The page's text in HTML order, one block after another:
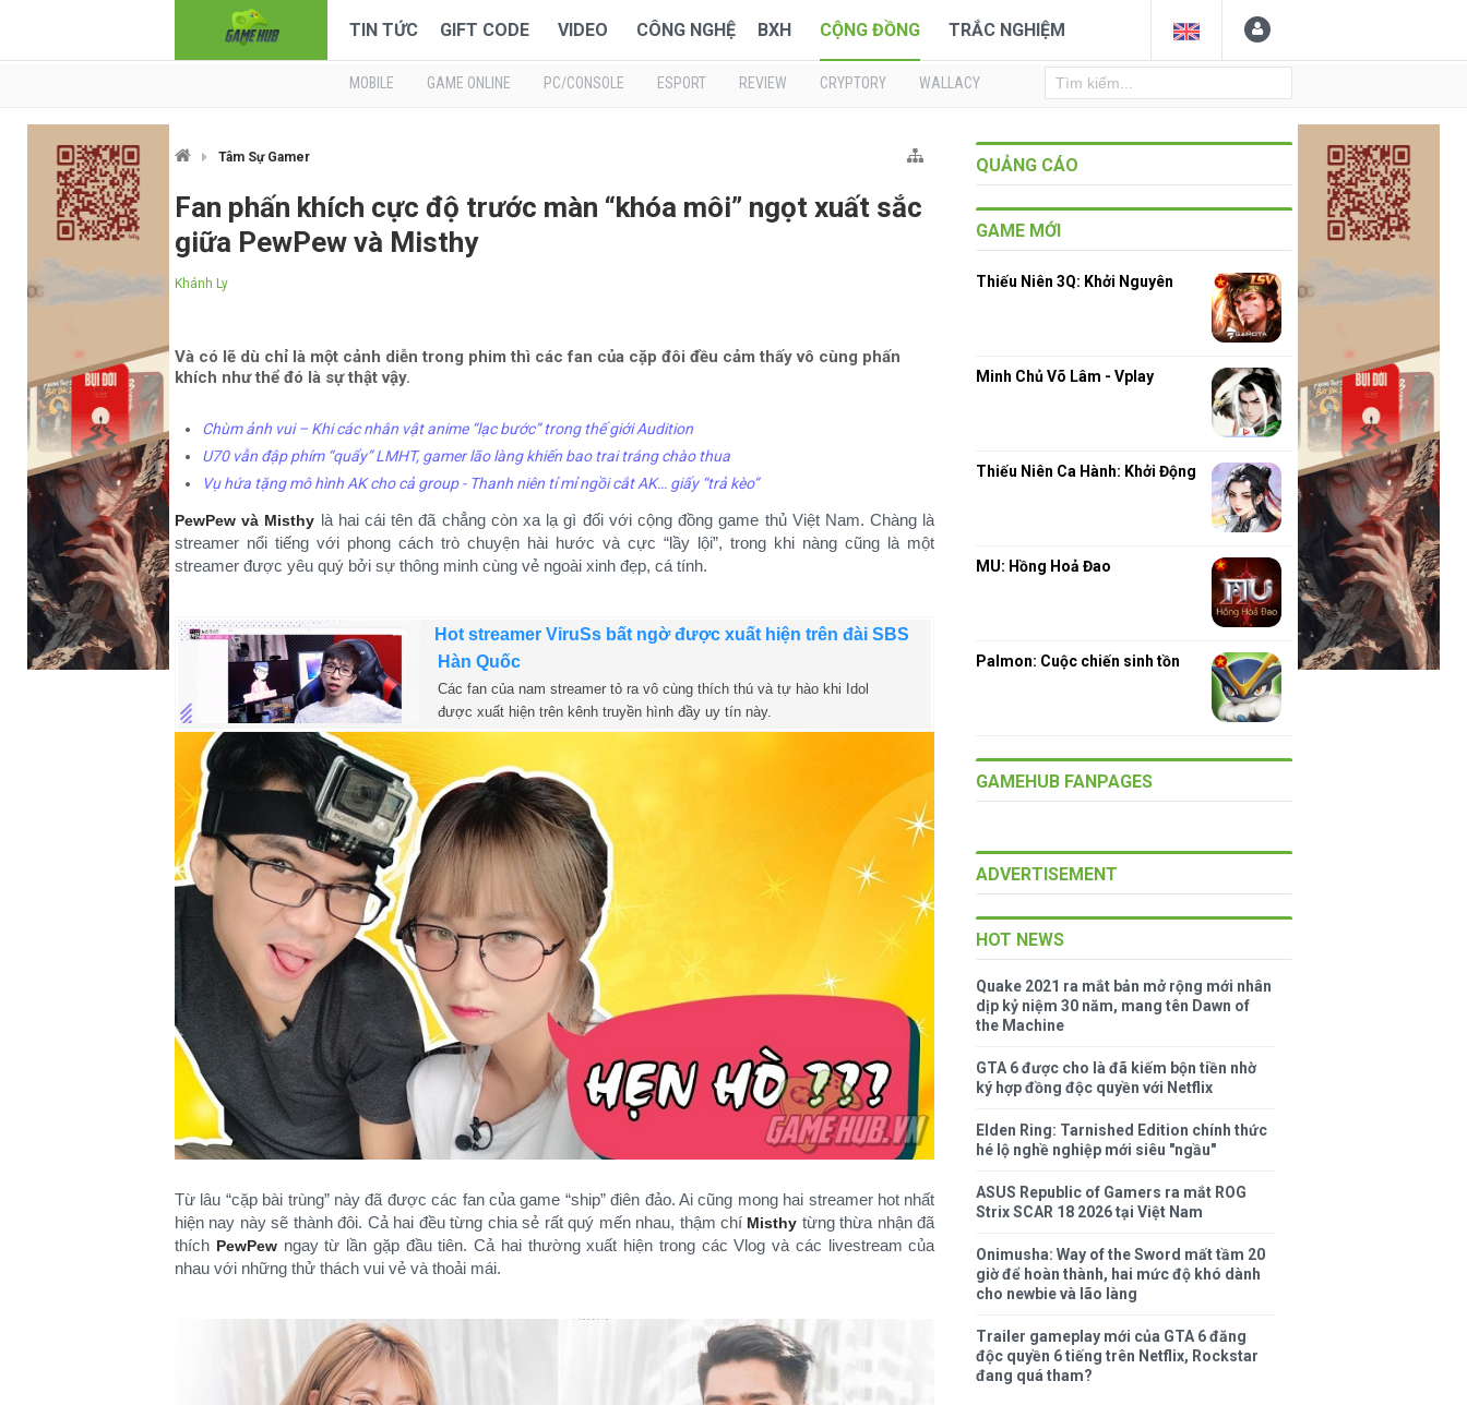
TIN TỨC GIFT CODE VIDEO CÔNG NGHỆ BXH CỘNG ĐỒNG TRẮC NGHIỆM
MOBILE GAME ONLINE PC/CONSOLE ESPORT REVIEW CRYPTORY WALLACY
Tâm Sự Gamer
Fan phấn khích cực độ trước màn “khóa môi” ngọt xuất sắc
giữa PewPew và Misthy
Khánh Ly
Và có lẽ dù chỉ là một cảnh diễn trong phim thì các fan của cặp đôi đều cảm thấy vô cùng phấn
khích như thể đó là sự thật vậy.
Chùm ảnh vui – Khi các nhân vật anime “lạc bước” trong thế giới Audition
U70 vẫn đập phím “quẩy” LMHT, gamer lão làng khiến bao trai tráng chào thua
Vụ hứa tặng mô hình AK cho cả group - Thanh niên tỉ mỉ ngồi cắt AK… giấy “trả kèo”
PewPew và Misthy là hai cái tên đã chẳng còn xa lạ gì đối với cộng đồng game thủ Việt Nam. Chàng là
streamer nổi tiếng với phong cách trò chuyện hài hước và cực “lầy lội”, trong khi nàng cũng là một
streamer được yêu quý bởi sự thông minh cùng vẻ ngoài xinh đẹp, cá tính.
Hot streamer ViruSs bất ngờ được xuất hiện trên đài SBS
Hàn Quốc
Các fan của nam streamer tỏ ra vô cùng thích thú và tự hào khi Idol
được xuất hiện trên kênh truyền hình đầy uy tín này.
Từ lâu “cặp bài trùng” này đã được các fan của game “ship” điên đảo. Ai cũng mong hai streamer hot nhất
hiện nay này sẽ thành đôi. Cả hai đều từng chia sẻ rất quý mến nhau, thậm chí Misthy từng thừa nhận đã
thích PewPewngay từ lần gặp đầu tiên. Cả hai thường xuất hiện trong các Vlog và các livestream của
nhau với những thử thách vui vẻ và thoải mái.
QUẢNG CÁO
GAME MỚI
Thiếu Niên 3Q: Khởi Nguyên
Minh Chủ Võ Lâm - Vplay
Thiếu Niên Ca Hành: Khởi Động
MU: Hồng Hoả Đao
Palmon: Cuộc chiến sinh tồn
GAMEHUB FANPAGES
ADVERTISEMENT
HOT NEWS
Quake 2021 ra mắt bản mở rộng mới nhân
dịp kỷ niệm 30 năm, mang tên Dawn of
the Machine
GTA 6 được cho là đã kiếm bộn tiền nhờ
ký hợp đồng độc quyền với Netflix
Elden Ring: Tarnished Edition chính thức
hé lộ nghề nghiệp mới siêu "ngầu"
ASUS Republic of Gamers ra mắt ROG
Strix SCAR 18 2026 tại Việt Nam
Onimusha: Way of the Sword mất tầm 20
giờ để hoàn thành, hai mức độ khó dành
cho newbie và lão làng
Trailer gameplay mới của GTA 6 đăng
độc quyền 6 tiếng trên Netflix, Rockstar
đang quá tham?